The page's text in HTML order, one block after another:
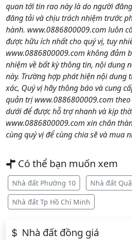
quan tới tin rao này là do người
đăng tải và chịu trách nhiệm trước
hành. www.0886800009.com luôn
được hữu ích nhất cho quý vị, tuy
www.0886800009.com không đảm
nhiệm về bất kỳ thông tin, nội dung
này. Trường hợp phát hiện nội dung
xác, Quý vị hãy thông báo và cung
quản trị www.0886800009.com
dưới để được hỗ trợ nhanh và kịp
www.0886800009.com xin chân
cùng quý vị để cùng chia sẽ và mua
Có thể bạn muốn xem
Nhà đất Phường 10 Nhà đất
Nhà đất Tp Hồ Chí Minh
Nhà đất đồng giá